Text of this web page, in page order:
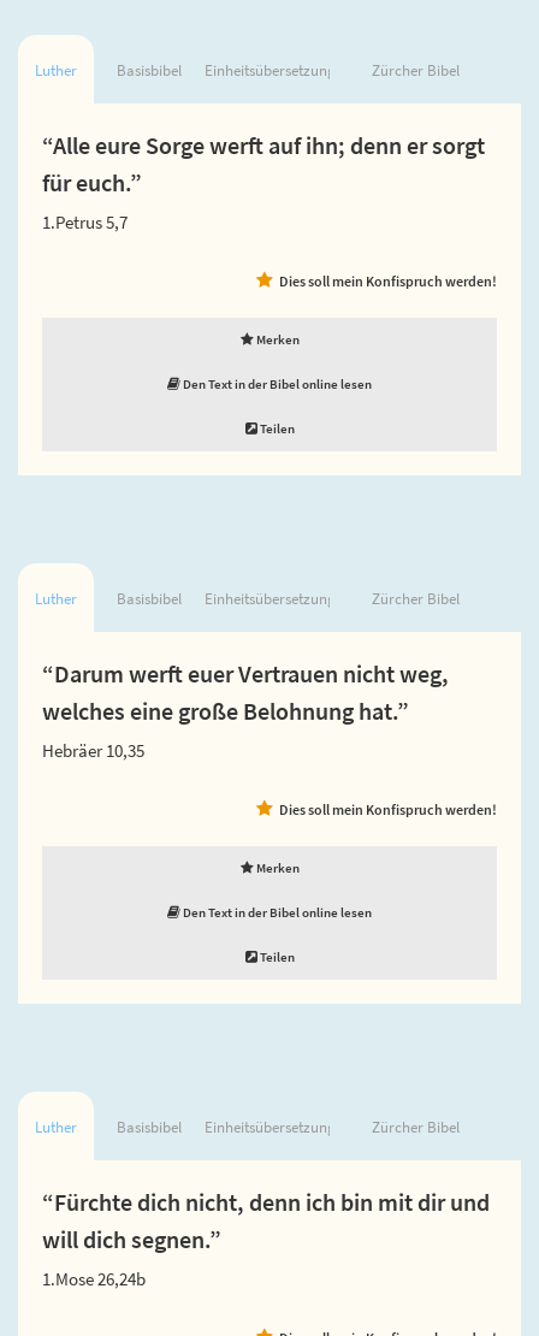
Luther Basisbibel Einheitsübersetzung Zürcher Bibel
“Alle eure Sorge werft auf ihn; denn er sorgt
für euch.”
1.Petrus 5,7
Dies soll mein Konfispruch werden!
Merken
Den Text in der Bibel online lesen
Teilen
Luther Basisbibel Einheitsübersetzung Zürcher Bibel
“Darum werft euer Vertrauen nicht weg,
welches eine große Belohnung hat.”
Hebräer 10,35
Dies soll mein Konfispruch werden!
Merken
Den Text in der Bibel online lesen
Teilen
Luther Basisbibel Einheitsübersetzung Zürcher Bibel
“Fürchte dich nicht, denn ich bin mit dir und
will dich segnen.”
1.Mose 26,24b